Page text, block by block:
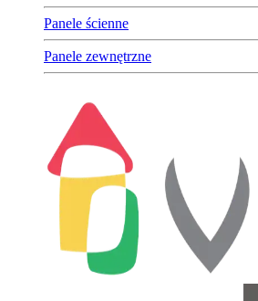
Panele ścienne
Panele zewnętrzne